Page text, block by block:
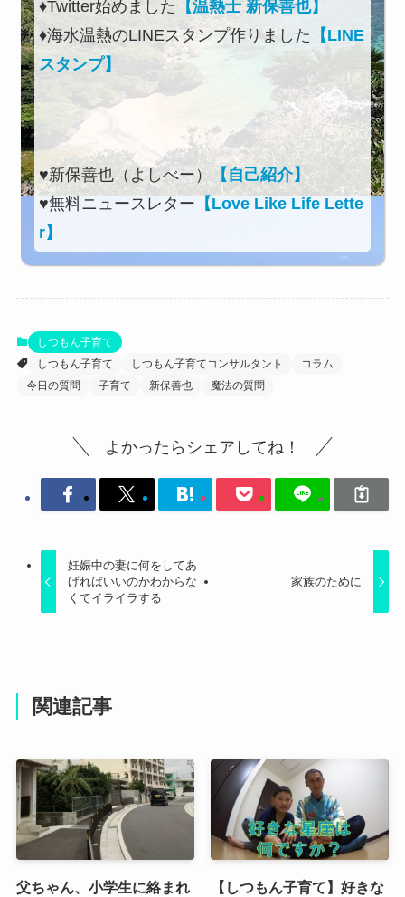
♦Twitter始めました 【温熱士 新保善也】
♦海水温熱のLINEスタンプ作りました 【LINE
スタンプ】
♥新保善也（よしべー） 【自己紹介】
♥無料ニュースレター 【Love Like Life Lette
r】
しつもん子育て
しつもん子育て
しつもん子育てコンサルタント
コラム
今日の質問
子育て 新保善也 魔法の質問
よかったらシェアしてね！
妊娠中の妻に何をしてあ
げればいいのかわからな
くてイライラする
家族のために
関連記事
父ちゃん、小学生に絡まれ
【しつもん子育て】好きな